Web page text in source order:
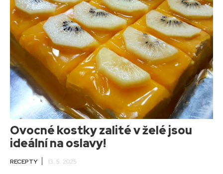
Ovocné kostky zalité v želé jsou
ideální na oslavy!
RECEPTY 13. 5. 2025